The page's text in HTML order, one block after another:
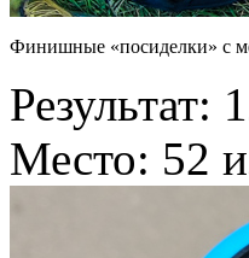
Финишные «посиделки» с
Результат:
Место: 52